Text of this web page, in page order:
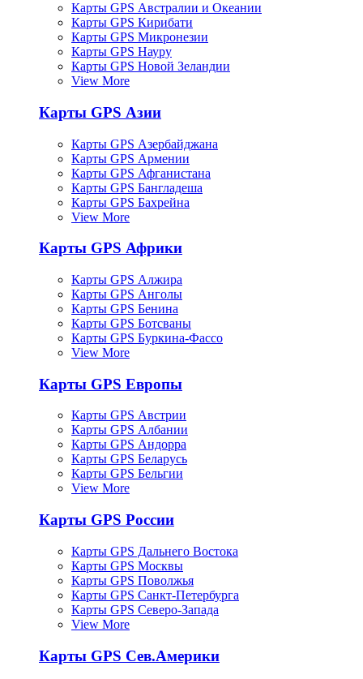
Карты GPS Австралии и Океании
Карты GPS Кирибати
Карты GPS Микронезии
Карты GPS Науру
Карты GPS Новой Зеландии
View More
Карты GPS Азии
Карты GPS Азербайджана
Карты GPS Армении
Карты GPS Афганистана
Карты GPS Бангладеша
Карты GPS Бахрейна
View More
Карты GPS Африки
Карты GPS Алжира
Карты GPS Анголы
Карты GPS Бенина
Карты GPS Ботсваны
Карты GPS Буркина-Фассо
View More
Карты GPS Европы
Карты GPS Австрии
Карты GPS Албании
Карты GPS Андорра
Карты GPS Беларусь
Карты GPS Бельгии
View More
Карты GPS России
Карты GPS Дальнего Востока
Карты GPS Москвы
Карты GPS Поволжья
Карты GPS Санкт-Петербурга
Карты GPS Северо-Запада
View More
Карты GPS Сев.Америки